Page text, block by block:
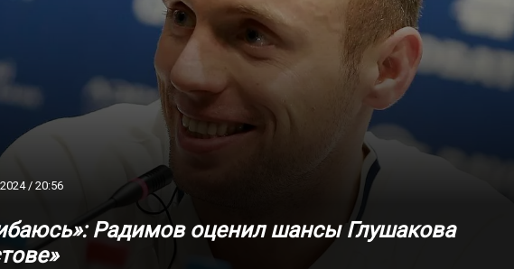
/ 20:56
Радимов оценил шансы Глушакова